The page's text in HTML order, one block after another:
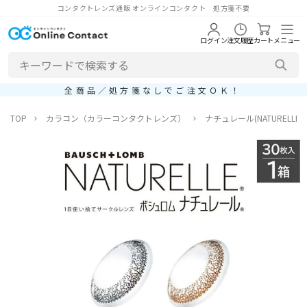
コンタクトレンズ通販 オンラインコンタクト 処方箋不要
ログイン注文履歴カートメニュー
全商品／処方箋なしでご注文ＯＫ！
TOP カラコン（カラーコンタクトレンズ） ナチュレール